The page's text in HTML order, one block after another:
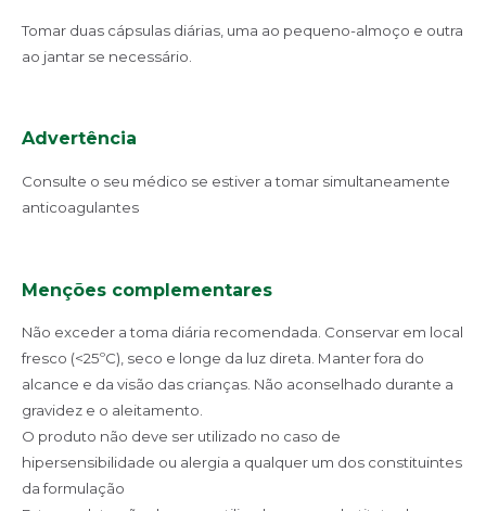
Tomar duas cápsulas diárias, uma ao pequeno-almoço e outra
ao jantar se necessário.
Advertência
Consulte o seu médico se estiver a tomar simultaneamente
anticoagulantes
Menções complementares
Não exceder a toma diária recomendada. Conservar em local
fresco (<25ºC), seco e longe da luz direta. Manter fora do
alcance e da visão das crianças. Não aconselhado durante a
gravidez e o aleitamento.
O produto não deve ser utilizado no caso de
hipersensibilidade ou alergia a qualquer um dos constituintes
da formulação